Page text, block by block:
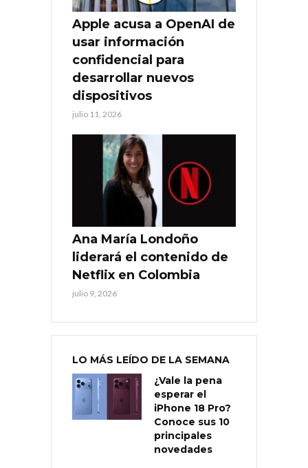
Apple acusa a OpenAI de
usar información
confidencial para
desarrollar nuevos
dispositivos
julio 11, 2026
Ana María Londoño
liderará el contenido de
Netflix en Colombia
julio 9, 2026
LO MÁS LEÍDO DE LA SEMANA
¿Vale la pena
esperar el
iPhone 18 Pro?
Conoce sus 10
principales
novedades